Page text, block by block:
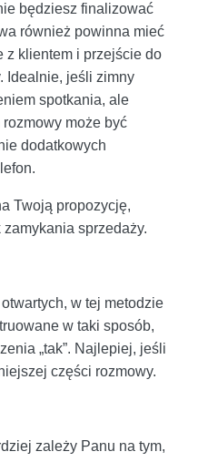
będziesz finalizować
również powinna mieć
z klientem i przejście do
Idealnie, jeśli zimny
spotkania, ale
może być
dodatkowych
Twoją propozycję,
sprzedaży.
w tej metodzie
w taki sposób,
„tak”. Najlepiej, jeśli
części rozmowy.
zależy Panu na tym,